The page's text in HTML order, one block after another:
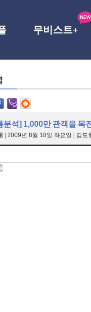
무비스트+
분석] 1,000만 관객을 목
2009년 8월 18일 화요일 김도